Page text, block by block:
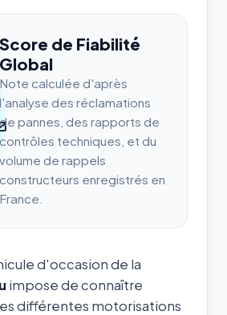
Score de Fiabilité
Global
Note calculée d'après
l'analyse des réclamations
de pannes, des rapports de
contrôles techniques, et du
volume de rappels
constructeurs enregistrés en
France.
d'occasion de la
impose de connaître
différentes motorisations